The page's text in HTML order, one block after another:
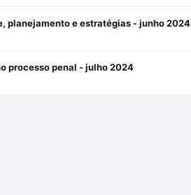
planejamento e estratégias - junho 2024
processo penal - julho 2024